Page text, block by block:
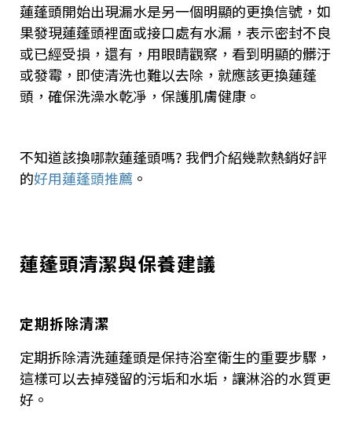
蓮蓬頭開始出現漏水是另一個明顯的更換信號，如
果發現蓮蓬頭裡面或接口處有水漏，表示密封不良
或已經受損，還有，用眼睛觀察，看到明顯的髒汙
或發霉，即使清洗也難以去除，就應該更換蓮蓬
頭，確保洗澡水乾凈，保護肌膚健康。
不知道該換哪款蓮蓬頭嗎? 我們介紹幾款熱銷好評
的好用蓮蓬頭推薦 。
蓮蓬頭清潔與保養建議
定期拆除清潔
定期拆除清洗蓮蓬頭是保持浴室衛生的重要步驟，
這樣可以去掉殘留的污垢和水垢，讓淋浴的水質更
好。